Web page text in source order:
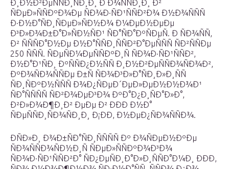
Ð¸Ð½Ð²ÐµÑÑÐ¸ÑÐ¸Ð¸ Ð Ð¾ÑÑÐ¸Ð¸ Ð²
ÑÐµÐ»ÑÑÐºÐ¾Ðµ ÑÐ¾Ð·ÑÐ¹ÑÑÐ²Ð¾ Ð½Ð¾ÑÑÑ
Ð·Ð½Ð°ÑÐ¸ÑÐµÐ»ÑÐ½Ð¾ Ð¼ÐµÐ½ÐµÐµ
Ð³Ð»Ð¾Ð±Ð°Ð»ÑÐ½ÑÐ¹ ÑÐ°ÑÐ°ÐºÑÐµÑ. Ð ÑÐ¾ÑÑ,
Ð² ÑÑÑÐ°Ð½Ðµ Ð½Ð°ÑÑÐ¸ÑÑÐ²Ð°ÐµÑÑÑ ÑÐ²ÑÑÐµ
250 ÑÑÑ. ÑÐµÑÐ¼ÐµÑÑÐºÐ¸Ñ ÑÐ¾Ð·ÑÐ¹ÑÑÐ²,
Ð½Ð°Ð¹ÑÐ¸ ÐºÑÑÐ¿Ð½ÑÑ Ð¸Ð½Ð²ÐµÑÑÐ¾ÑÐ¾Ð²,
ÐºÐ¾ÑÐ¾ÑÑÐµ Ð±Ñ ÑÐ¾Ð³Ð»Ð°ÑÐ¸Ð»Ð¸ÑÑ
ÑÐ¸ÑÐºÐ½ÑÑÑ Ð¾Ð¿ÑÐµÐ´ÐµÐ»ÐµÐ½Ð½Ð¾Ð¹
ÑÐ°ÑÑÑÑ ÑÐ²Ð¾ÐµÐ³Ð¾ ÐºÐ°Ð¿Ð¸ÑÐ°Ð»Ð°,
Ð²Ð»Ð¾Ð¶Ð¸Ð² ÐµÐµ Ð² ÐÐÐ Ð½Ð°
ÑÐµÑÑÐ¸ÑÐ¾ÑÐ¸Ð¸ Ð¡ÐÐ, Ð½ÐµÐ¿ÑÐ¾ÑÑÐ¾.
ÐÑÐ»Ð¸ Ð¾Ð±ÑÐ°ÑÐ¸ÑÑÑÑ Ðº Ð¾ÑÐµÐ½ÐºÐµ
ÑÐ¾ÑÑÐ¾ÑÐ½Ð¸Ñ ÑÐµÐ»ÑÑÐºÐ¾Ð³Ð¾
ÑÐ¾Ð·ÑÐ¹ÑÑÐ²Ð° ÑÐ¿ÐµÑÐ¸Ð°Ð»Ð¸ÑÑÐ°Ð¼Ð¸ ÐÐÐ,